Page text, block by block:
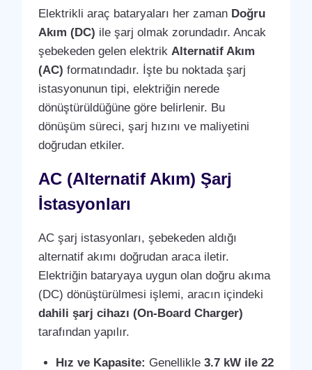
Elektrikli araç bataryaları her zaman Doğru
Akım (DC) ile şarj olmak zorundadır. Ancak
şebekeden gelen elektrik Alternatif Akım
(AC) formatındadır. İşte bu noktada şarj
istasyonunun tipi, elektriğin nerede
dönüştürüldüğüne göre belirlenir. Bu
dönüşüm süreci, şarj hızını ve maliyetini
doğrudan etkiler.
AC (Alternatif Akım) Şarj
İstasyonları
AC şarj istasyonları, şebekeden aldığı
alternatif akımı doğrudan araca iletir.
Elektriğin bataryaya uygun olan doğru akıma
(DC) dönüştürülmesi işlemi, aracın içindeki
dahili şarj cihazı (On-Board Charger)
tarafından yapılır.
Hız ve Kapasite: Genellikle3.7 kW ile 22